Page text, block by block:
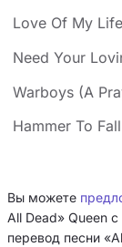
Love Of My
Need Your
Warboys (A
Hammer To
Вы можете
All Dead» Queen
перевод песни